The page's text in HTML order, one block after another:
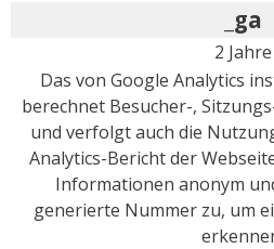
_ga
2 Jahre
Das von Google Analytics
berechnet Besucher-,
und verfolgt auch die
Analytics-Bericht der
Informationen anonym
generierte Nummer zu, um